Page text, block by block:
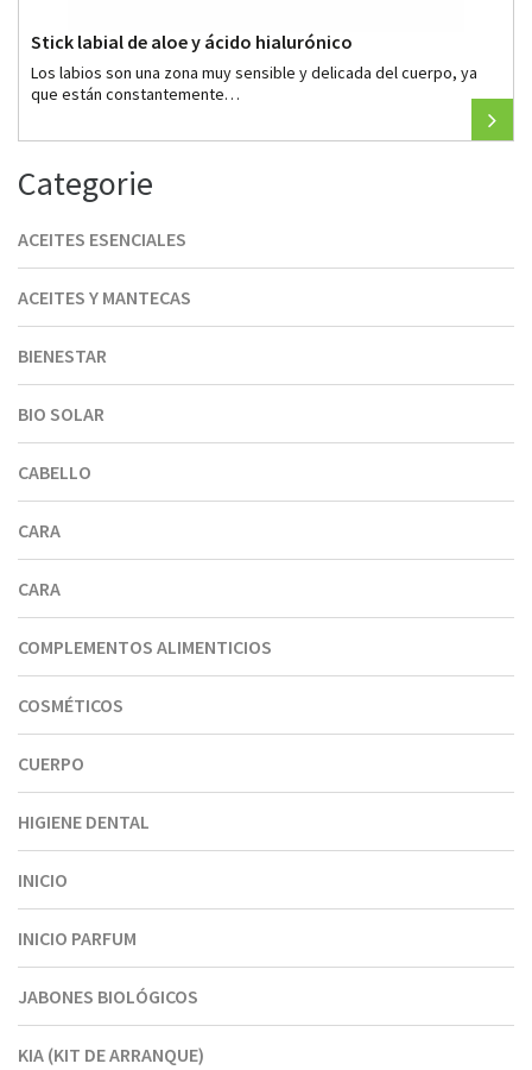
Categorie
ACEITES ESENCIALES
ACEITES Y MANTECAS
BIENESTAR
BIO SOLAR
CABELLO
CARA
CARA
COMPLEMENTOS ALIMENTICIOS
COSMÉTICOS
CUERPO
HIGIENE DENTAL
INICIO
INICIO PARFUM
JABONES BIOLÓGICOS
KIA (KIT DE ARRANQUE)
Stick labial de aloe y ácido hialurónico
Los labios son una zona muy sensible y delicada del cuerpo, ya
que están constantemente…